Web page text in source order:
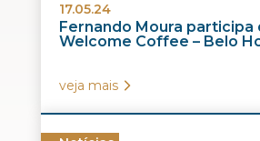
17.05.24
Fernando Moura participa
Welcome Coffee – Belo
veja mais